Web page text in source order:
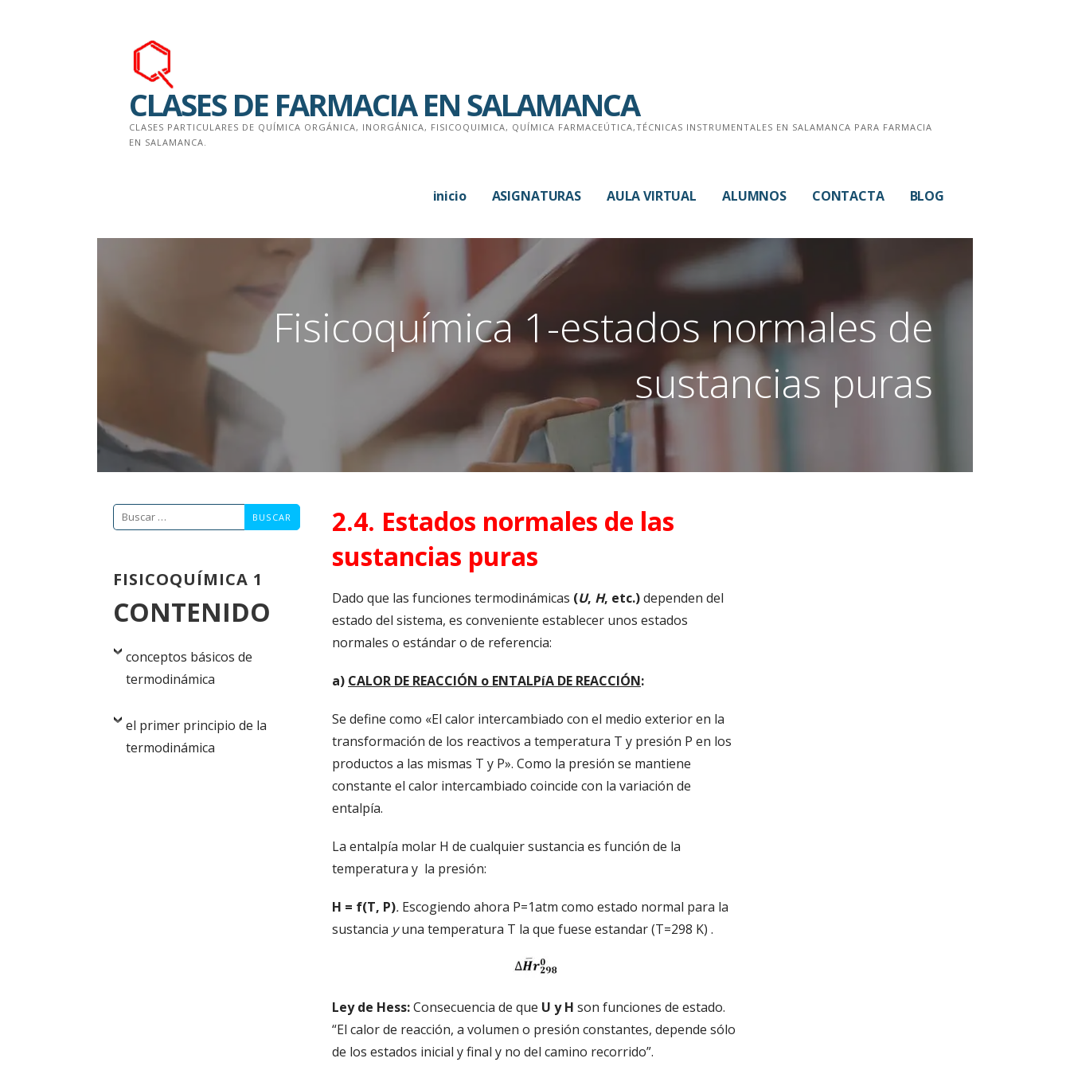
CLASES DE FARMACIA EN SALAMANCA
CLASES PARTICULARES DE QUÍMICA ORGÁNICA, INORGÁNICA, FISICOQUIMICA, QUÍMICA FARMACEÚTICA,TÉCNICAS INSTRUMENTALES EN SALAMANCA PARA FARMACIA
EN SALAMANCA.
inicio ASIGNATURAS AULA VIRTUAL ALUMNOS CONTACTA BLOG
Fisicoquímica 1-estados normales de
sustancias puras
2.4. Estados normales de las
sustancias puras
Dado que las funciones termodinámicas (U, H, etc.)dependen del
estado del sistema, es conveniente establecer unos estados
normales o estándar o de referencia:
a) CALOR DE REACCIÓN o ENTALPíA DE REACCIÓN:
Se define como «El calor intercambiado con el medio exterior en la
transformación de los reactivos a temperatura T y presión P en los
productos a las mismas T y P». Como la presión se mantiene
constante el calor intercambiado coincide con la variación de
entalpía.
La entalpía molar H de cualquier sustancia es función de la
temperatura y la presión:
H = f(T, P). Escogiendo ahora P=1atm como estado normal para la
sustancia yuna temperatura T la que fuese estandar (T=298 K) .
Ley de Hess:Consecuencia de que U y H son funciones de estado.
“El calor de reacción, a volumen o presión constantes, depende sólo
de los estados inicial y final y no del camino recorrido”.
Buscar:
FISICOQUÍMICA 1
CONTENIDO
conceptos básicos de
termodinámica
el primer principio de la
termodinámica